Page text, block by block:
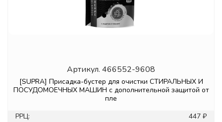
Артикул. 466552-9608
[SUPRA] Присадка-бустер для очистки СТИРАЛЬНЫХ И
ПОСУДОМОЕЧНЫХ МАШИН с дополнительной защитой от
пле
РРЦ:
447 ₽